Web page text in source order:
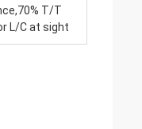
T/T
L/C at sight